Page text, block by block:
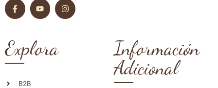
Explora
B2B
Información
Adicional